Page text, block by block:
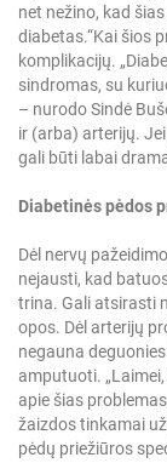
net nežino, kad
diabetas.“Kai šios
komplikacijų.
sindromas, su
– nurodo Sindė
ir (arba) arterijų.
gali būti labai
Diabetinės pėdos
Dėl nervų
nejausti, kad
trina. Gali atsirasti
opos. Dėl arterijų
negauna
amputuoti.
apie šias
žaizdos tinkamai
pėdų priežiūros